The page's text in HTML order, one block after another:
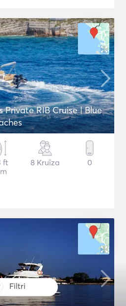
Filtri
Private RIB Cruise | Blue
ft
8 Kruīza 0